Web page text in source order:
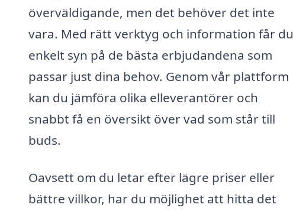
överväldigande, men det behöver det inte
vara. Med rätt verktyg och information får du
enkelt syn på de bästa erbjudandena som
passar just dina behov. Genom vår plattform
kan du jämföra olika elleverantörer och
snabbt få en översikt över vad som står till
buds.
Oavsett om du letar efter lägre priser eller
bättre villkor, har du möjlighet att hitta det